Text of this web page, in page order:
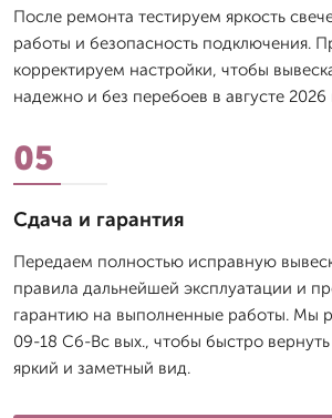
После ремонта тестируем яркость
работы и безопасность подключения.
корректируем настройки, чтобы
надежно и без перебоев в августе 2026
05
Сдача и гарантия
Передаем полностью исправную
правила дальнейшей эксплуатации и
гарантию на выполненные работы. Мы
09-18 Сб-Вс вых., чтобы быстро
яркий и заметный вид.